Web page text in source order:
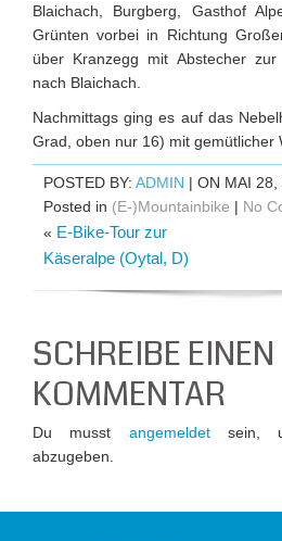
Blaichach, Burgberg, Gasthof
Grünten vorbei in Richtung
über Kranzegg mit Abstecher zur
nach Blaichach.
Nachmittags ging es auf das
Grad, oben nur 16) mit gemütlicher
POSTED BY: ADMIN | ON MAI 28,
Posted in (E-)Mountainbike | No
« E-Bike-Tour zur
Käseralpe (Oytal, D)
SCHREIBE EINEN
KOMMENTAR
Du musst angemeldetsein,
abzugeben.